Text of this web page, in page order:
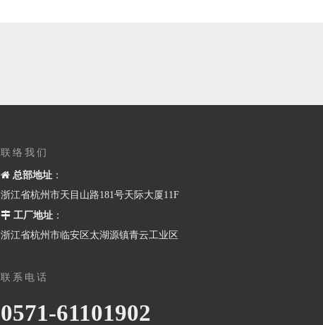
联络我们
 总部地址 ：
浙江省杭州市天目山路181号天际大厦11F
 工厂地址 ：
浙江省杭州市临安区太湖源镇青云工业区
联系电话
0571-61101902